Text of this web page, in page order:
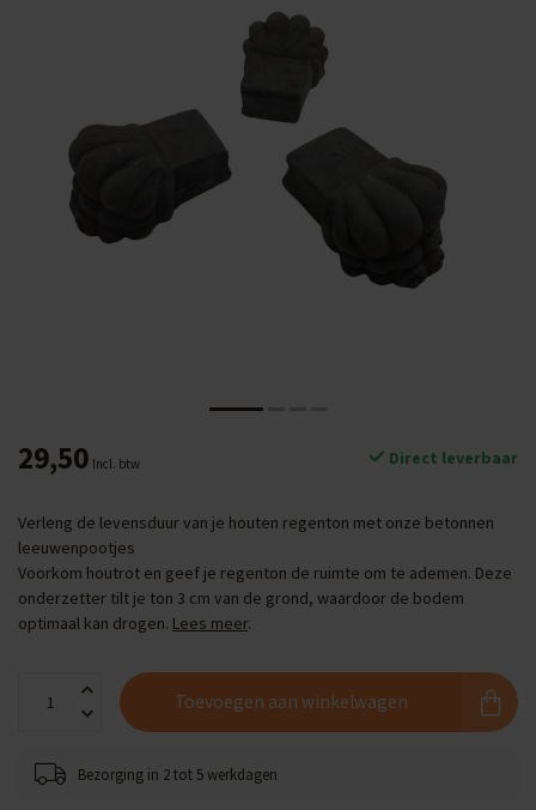
29,50 Incl. btw Direct leverbaar
Verleng de levensduur van je houten regenton met onze betonnen
leeuwenpootjes
Voorkom houtrot en geef je regenton de ruimte om te ademen. Deze
onderzetter tilt je ton 3 cm van de grond, waardoor de bodem
optimaal kan drogen. Lees meer.
Toevoegen aan winkelwagen
Bezorging in 2 tot 5 werkdagen